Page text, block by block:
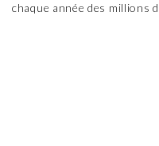
chaque année des millions